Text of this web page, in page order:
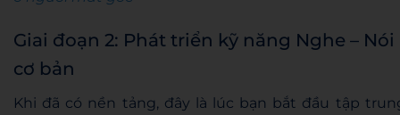
Giai đoạn 2: Phát triển kỹ năng Nghe – Nói
cơ bản
Khi đã có nền tảng, đây là lúc bạn bắt đầu tập